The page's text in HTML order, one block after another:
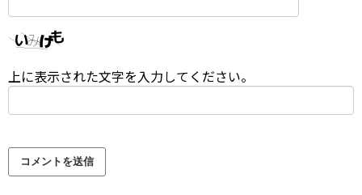
上に表示された文字を入力してください。